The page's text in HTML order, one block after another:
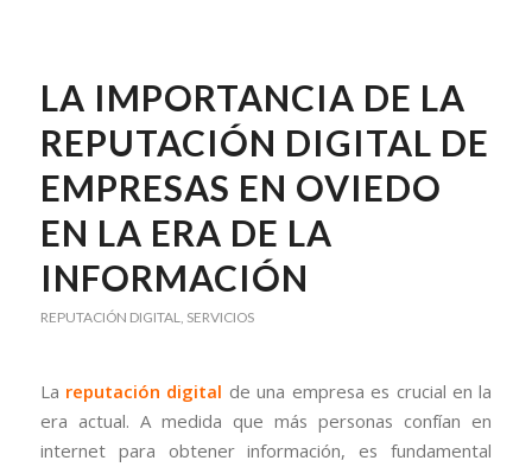
LA IMPORTANCIA DE LA
REPUTACIÓN DIGITAL DE
EMPRESAS EN OVIEDO
EN LA ERA DE LA
INFORMACIÓN
REPUTACIÓN DIGITAL SERVICIOS
La reputación digital de una empresa es crucial en la
era actual. A medida que más personas confían en
internet para obtener información, es fundamental